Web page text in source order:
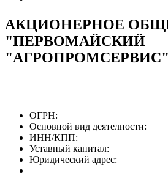
АКЦИОНЕРНОЕ
"ПЕРВОМАЙСКИЙ
"АГРОПРОМСЕРВИС"
ОГРН:
Основной вид деятелности:
ИНН/КПП:
Уставный капитал:
Юридический адрес: